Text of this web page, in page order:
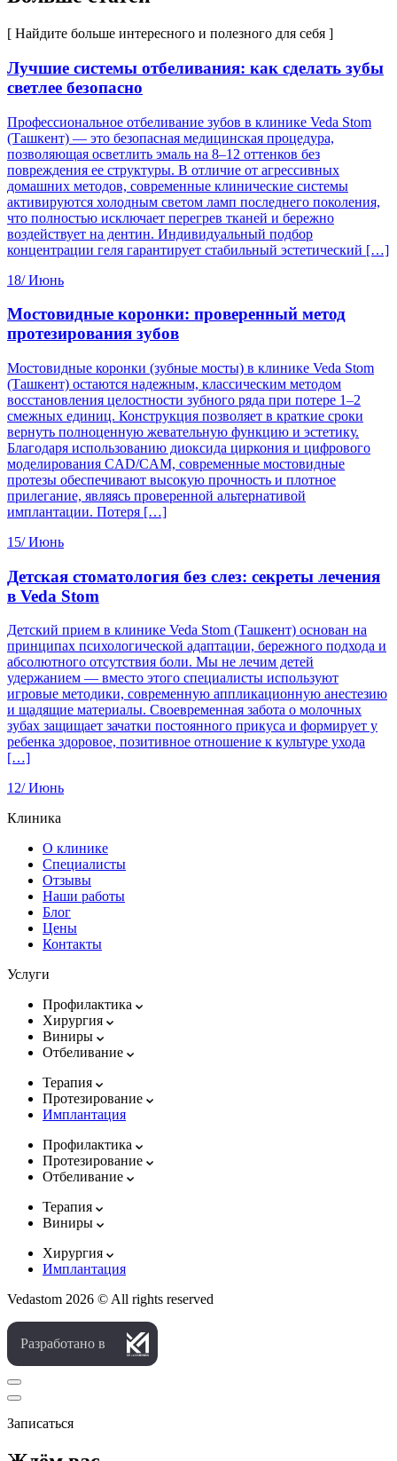
[ Найдите больше интересного и полезного для себя ]
Лучшие системы отбеливания: как сделать зубы
светлее безопасно
Профессиональное отбеливание зубов в клинике Veda Stom
(Ташкент) — это безопасная медицинская процедура,
позволяющая осветлить эмаль на 8–12 оттенков без
повреждения ее структуры. В отличие от агрессивных
домашних методов, современные клинические системы
активируются холодным светом ламп последнего поколения,
что полностью исключает перегрев тканей и бережно
воздействует на дентин. Индивидуальный подбор
концентрации геля гарантирует стабильный эстетический […]
18/ Июнь
Мостовидные коронки: проверенный метод
протезирования зубов
Мостовидные коронки (зубные мосты) в клинике Veda Stom
(Ташкент) остаются надежным, классическим методом
восстановления целостности зубного ряда при потере 1–2
смежных единиц. Конструкция позволяет в краткие сроки
вернуть полноценную жевательную функцию и эстетику.
Благодаря использованию диоксида циркония и цифрового
моделирования CAD/CAM, современные мостовидные
протезы обеспечивают высокую прочность и плотное
прилегание, являясь проверенной альтернативой
имплантации. Потеря […]
15/ Июнь
Детская стоматология без слез: секреты лечения
в Veda Stom
Детский прием в клинике Veda Stom (Ташкент) основан на
принципах психологической адаптации, бережного подхода и
абсолютного отсутствия боли. Мы не лечим детей
удержанием — вместо этого специалисты используют
игровые методики, современную аппликационную анестезию
и щадящие материалы. Своевременная забота о молочных
зубах защищает зачатки постоянного прикуса и формирует у
ребенка здоровое, позитивное отношение к культуре ухода
[…]
12/ Июнь
Клиника
О клинике
Специалисты
Отзывы
Наши работы
Блог
Цены
Контакты
Услуги
Профилактика
Хирургия
Виниры
Отбеливание
Терапия
Протезирование
Имплантация
Профилактика
Протезирование
Отбеливание
Терапия
Виниры
Хирургия
Имплантация
Vedastom 2026 © All rights reserved
Разработано в
Записаться